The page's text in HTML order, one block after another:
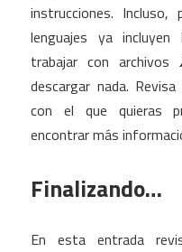
instrucciones.
lenguajes ya
trabajar con archivos
descargar nada.
con el que quieras
encontrar más
Finalizando…
En esta entrada